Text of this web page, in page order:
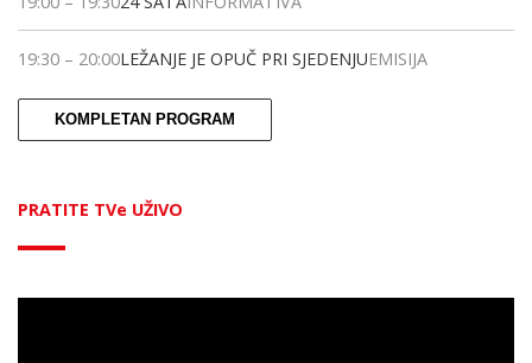
19:30 – 20:00LEŽANJE JE OPUČ PRI SJEDENJUEMISIJA
KOMPLETAN PROGRAM
PRATITE TVe UŽIVO